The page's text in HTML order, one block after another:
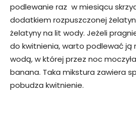
podlewanie raz w miesiącu
dodatkiem rozpuszczonej
żelatyny na lit wody. Jeżeli
do kwitnienia, warto podlewać ją
wodą, w której przez noc
banana. Taka mikstura zawiera
pobudza kwitnienie.